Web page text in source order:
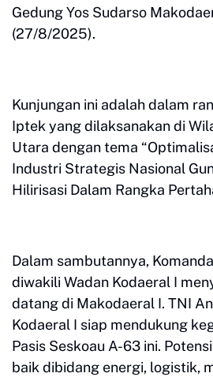
Gedung Yos Sudarso
(27/8/2025).
Kunjungan ini adalah dalam
Iptek yang dilaksanakan di
Utara dengan tema
Industri Strategis Nasional
Hilirisasi Dalam Rangka
Dalam sambutannya,
diwakili Wadan Kodaeral I
datang di Makodaeral I. TNI
Kodaeral I siap mendukung
Pasis Seskoau A-63 ini.
baik dibidang energi, logistik,